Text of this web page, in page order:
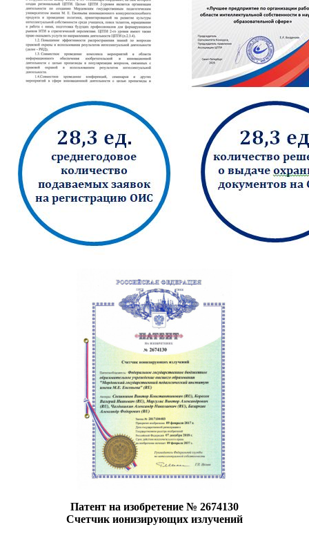
Патент на изобретение № 2674130
Счетчик ионизирующих излучений